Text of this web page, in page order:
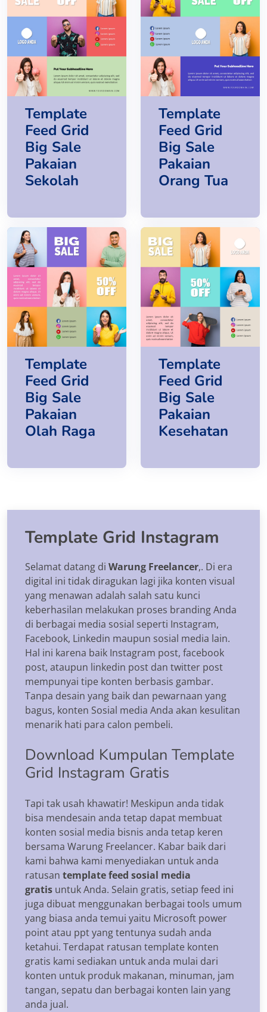
Template
Feed Grid
Big Sale
Pakaian
Sekolah
Template
Feed Grid
Big Sale
Pakaian
Orang Tua
Template
Feed Grid
Big Sale
Pakaian
Olah Raga
Template
Feed Grid
Big Sale
Pakaian
Kesehatan
Template Grid Instagram
Selamat datang di Warung Freelancer,. Di era
digital ini tidak diragukan lagi jika konten visual
yang menawan adalah salah satu kunci
keberhasilan melakukan proses branding Anda
di berbagai media sosial seperti Instagram,
Facebook, Linkedin maupun sosial media lain.
Hal ini karena baik Instagram post, facebook
post, ataupun linkedin post dan twitter post
mempunyai tipe konten berbasis gambar.
Tanpa desain yang baik dan pewarnaan yang
bagus, konten Sosial media Anda akan kesulitan
menarik hati para calon pembeli.
Download Kumpulan Template
Grid Instagram Gratis
Tapi tak usah khawatir! Meskipun anda tidak
bisa mendesain anda tetap dapat membuat
konten sosial media bisnis anda tetap keren
bersama Warung Freelancer. Kabar baik dari
kami bahwa kami menyediakan untuk anda
ratusan template feed sosial media
gratis untuk Anda. Selain gratis, setiap feed ini
juga dibuat menggunakan berbagai tools umum
yang biasa anda temui yaitu Microsoft power
point atau ppt yang tentunya sudah anda
ketahui. Terdapat ratusan template konten
gratis kami sediakan untuk anda mulai dari
konten untuk produk makanan, minuman, jam
tangan, sepatu dan berbagai konten lain yang
anda jual.